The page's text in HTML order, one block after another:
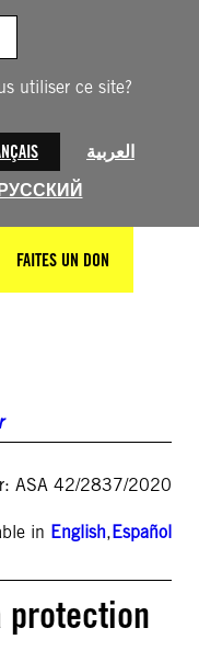
utiliser ce site?
العربية
FAITES UN DON
ASA 42/2837/2020
in English,Español
protection